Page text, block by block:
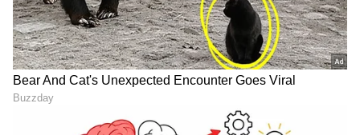
ಡಿವೋರ್ಸ್ ಕೇಸ್ ವಿಚಾರಣೆ;
ಗಂಡ-ಹೆಂಡ್ತಿ ಒಂದಾಗೋ ಚಾನ್ಸ್‌
ಎಷ್ಟು ಪರ್ಸೆಂಟ್ ಇದೆ?
ಪುಣ್ಯತಿಥಿ: ಕವಿ, ಸಾಹಿತಿ,
ತತ್ವಜ್ಞಾನಿಯ ಅಪರೂಪದ
ಫೋಟೋಗಳು